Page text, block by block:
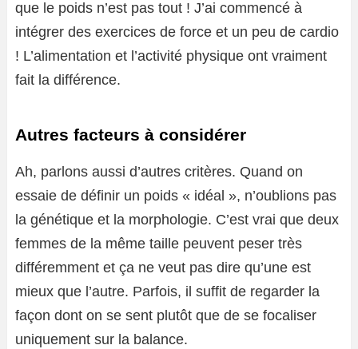
que le poids n’est pas tout ! J’ai commencé à
intégrer des exercices de force et un peu de cardio
! L’alimentation et l’activité physique ont vraiment
fait la différence.
Autres facteurs à considérer
Ah, parlons aussi d’autres critères. Quand on
essaie de définir un poids « idéal », n’oublions pas
la génétique et la morphologie. C’est vrai que deux
femmes de la même taille peuvent peser très
différemment et ça ne veut pas dire qu’une est
mieux que l’autre. Parfois, il suffit de regarder la
façon dont on se sent plutôt que de se focaliser
uniquement sur la balance.